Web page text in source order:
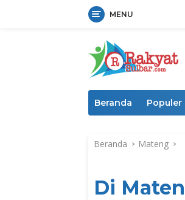
MENU
Beranda Populer
Beranda Mateng
Di